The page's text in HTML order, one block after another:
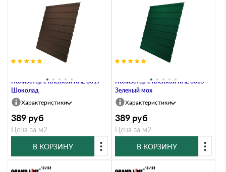
Полиэстер с пленкой RAL 8017
Шоколад
Характеристики
389 руб
Цена за м2
В КОРЗИНУ
Полиэстер с пленкой RAL 6005
Зеленый мох
Характеристики
389 руб
Цена за м2
В КОРЗИНУ
В наличии В наличии